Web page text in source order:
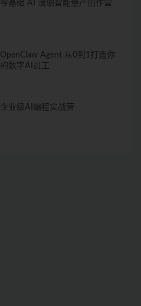
零基础 AI 漫剧智能量产创作营
OpenClaw Agent 从0到1打造你
的数字AI员工
企业级AI编程实战营